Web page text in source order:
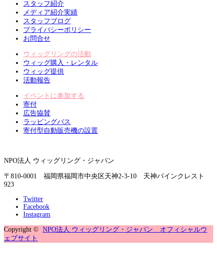
スタッフ紹介
メディア紹介実績
スタッフブログ
プライバシーポリシー
お問合せ
ウィッグリングの活動
ウィッグ購入・レンタル
ウィッグ提供
活動報告
イベントに参加する
寄付
広告協賛
ラッピングバス
寄付型自動販売機の設置
NPO法人 ウィッグリング・ジャパン
〒810-0001 福岡県福岡市中央区天神2-3-10 天神パインクレスト
923
Twitter
Facebook
Instagram
Copyright © NPO法人 ウィッグリング・ジャパン オフィシャルウ
ェブサイト